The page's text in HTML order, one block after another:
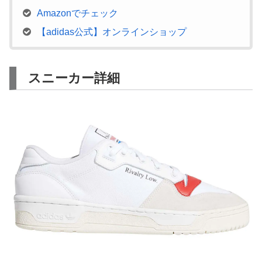
Amazonでチェック
【adidas公式】オンラインショップ
スニーカー詳細